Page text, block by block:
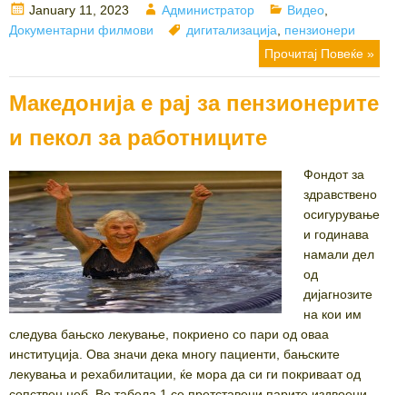
Posted
on
January 11, 2023 Author
Администратор Categories
Видео
Документарни филмови
Tags
дигитализација
пензионери
Прочитај Повеќе »
Македонија е рај за пензионерите
и пекол за работниците
Фондот за
здравствено
осигурување
и годинава
намали дел
од
дијагнозите
на кои им
следува бањско лекување, покриено со пари од оваа
институција. Ова значи дека многу пациенти, бањските
лекувања и рехабилитации, ќе мора да си ги покриваат од